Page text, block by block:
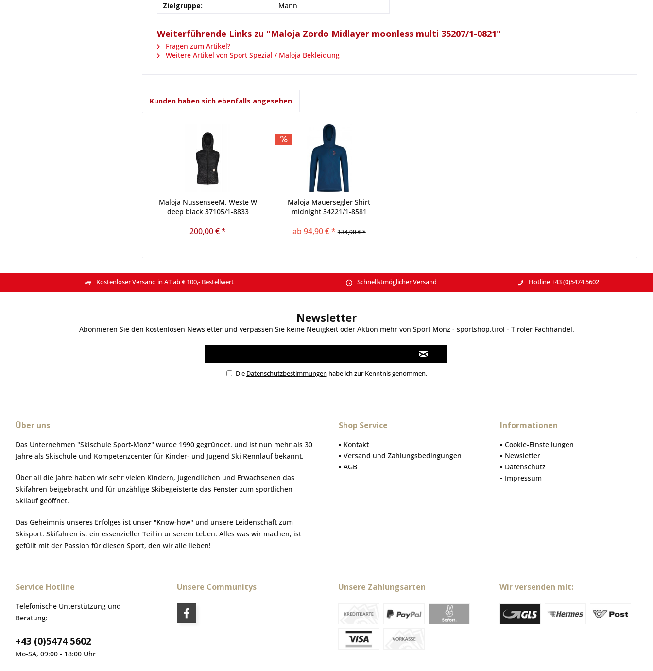
Zielgruppe: Mann
Weiterführende Links zu "Maloja Zordo Midlayer moonless multi 35207/1-0821"
Fragen zum Artikel?
Weitere Artikel von Sport Spezial / Maloja Bekleidung
Kunden haben sich ebenfalls angesehen
Maloja NussenseeM. Weste W
deep black 37105/1-8833
200,00 € *
Maloja Mauersegler Shirt
midnight 34221/1-8581
ab 94,90 € * 134,90 € *
Kostenloser Versand in AT ab € 100,- Bestellwert Schnellstmöglicher Versand Hotline +43 (0)5474 5602
Newsletter
Abonnieren Sie den kostenlosen Newsletter und verpassen Sie keine Neuigkeit oder Aktion mehr von Sport Monz - sportshop.tirol - Tiroler Fachhandel.
Die Datenschutzbestimmungen habe ich zur Kenntnis genommen.
Über uns
Das Unternehmen "Skischule Sport-Monz" wurde 1990 gegründet, und ist nun mehr als 30
Jahre als Skischule und Kompetenzcenter für Kinder- und Jugend Ski Rennlauf bekannt.
Über all die Jahre haben wir sehr vielen Kindern, Jugendlichen und Erwachsenen das
Skifahren beigebracht und für unzählige Skibegeisterte das Fenster zum sportlichen
Skilauf geöffnet.
Das Geheimnis unseres Erfolges ist unser "Know-how" und unsere Leidenschaft zum
Skisport. Skifahren ist ein essenzieller Teil in unserem Leben. Alles was wir machen, ist
gefüllt mit der Passion für diesen Sport, den wir alle lieben!
Shop Service
Kontakt
Versand und Zahlungsbedingungen
AGB
Informationen
Cookie-Einstellungen
Newsletter
Datenschutz
Impressum
Service Hotline
Telefonische Unterstützung und
Beratung:
+43 (0)5474 5602
Mo-SA, 09:00 - 18:00 Uhr
Unsere Communitys Unsere Zahlungsarten Wir versenden mit: